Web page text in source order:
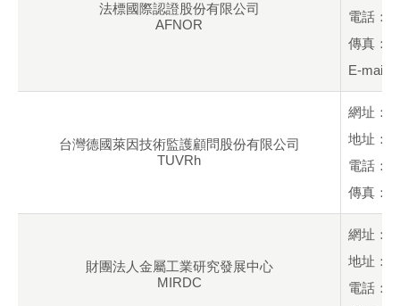
法標國際認證股份有限公司
AFNOR
電話：
傳真：
E-mail：
台灣德國萊因技術監護顧問股份有限公司
TUVRh
網址：
地址：
電話：
傳真：
財團法人金屬工業研究發展中心
MIRDC
網址：
地址：
電話：